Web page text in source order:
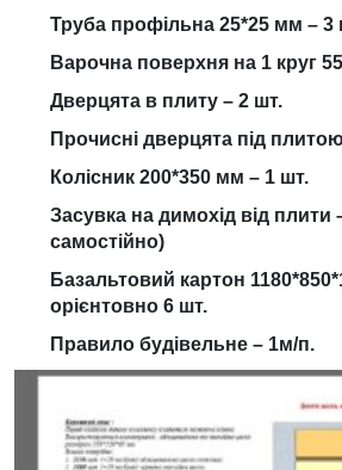
Труба профільна 25*25 мм – 3
Варочна поверхня на 1 круг
Дверцята в плиту – 2 шт.
Прочисні дверцята під
Колісник 200*350 мм – 1 шт.
Засувка на димохід від плити
самостійно)
Базальтовий картон
орієнтовно 6 шт.
Правило будівельне – 1м/п.